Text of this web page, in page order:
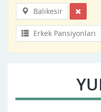
Balıkesir
Erkek Pansiyonları